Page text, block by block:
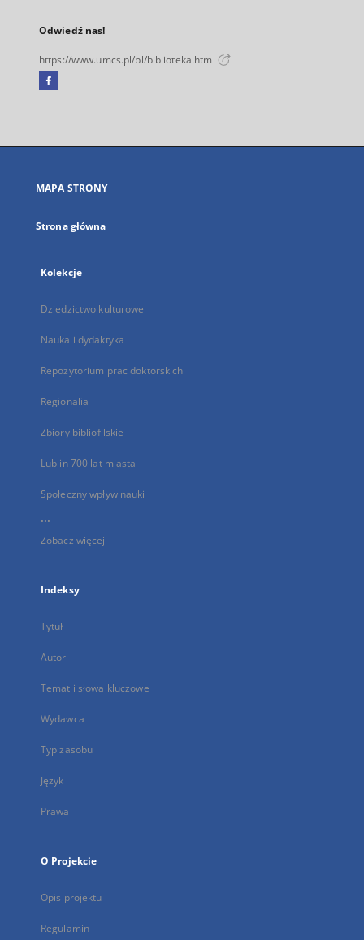
Odwiedź nas!
https://www.umcs.pl/pl/biblioteka.htm
Facebook
się
karcie
MAPA STRONY
Strona główna
Kolekcje
Dziedzictwo kulturowe
Nauka i dydaktyka
Repozytorium prac doktorskich
Regionalia
Zbiory bibliofilskie
Lublin 700 lat miasta
Społeczny wpływ nauki
...
Zobacz więcej
Indeksy
Tytuł
Autor
Temat i słowa kluczowe
Wydawca
Typ zasobu
Język
Prawa
O Projekcie
Opis projektu
Regulamin